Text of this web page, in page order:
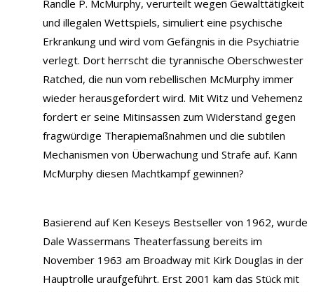
Randle P. McMurphy, verurteilt wegen Gewalttätigkeit
und illegalen Wettspiels, simuliert eine psychische
Erkrankung und wird vom Gefängnis in die Psychiatrie
verlegt. Dort herrscht die tyrannische Oberschwester
Ratched, die nun vom rebellischen McMurphy immer
wieder herausgefordert wird. Mit Witz und Vehemenz
fordert er seine Mitinsassen zum Widerstand gegen
fragwürdige Therapiemaßnahmen und die subtilen
Mechanismen von Überwachung und Strafe auf. Kann
McMurphy diesen Machtkampf gewinnen?
Basierend auf Ken Keseys Bestseller von 1962, wurde
Dale Wassermans Theaterfassung bereits im
November 1963 am Broadway mit Kirk Douglas in der
Hauptrolle uraufgeführt. Erst 2001 kam das Stück mit